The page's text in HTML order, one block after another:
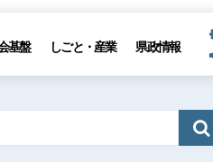
基盤 しごと・産業 県政情報